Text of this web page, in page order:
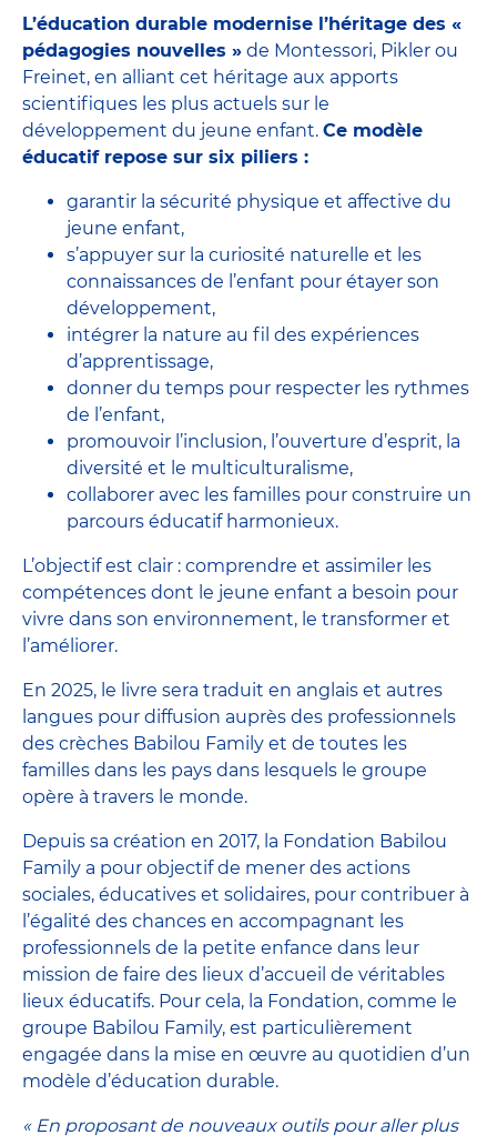
L’éducation durable modernise l’héritage des «
pédagogies nouvelles » de Montessori, Pikler ou
Freinet, en alliant cet héritage aux apports
scientifiques les plus actuels sur le
développement du jeune enfant. Ce modèle
éducatif repose sur six piliers :
garantir la sécurité physique et affective du
jeune enfant,
s’appuyer sur la curiosité naturelle et les
connaissances de l’enfant pour étayer son
développement,
intégrer la nature au fil des expériences
d’apprentissage,
donner du temps pour respecter les rythmes
de l’enfant,
promouvoir l’inclusion, l’ouverture d’esprit, la
diversité et le multiculturalisme,
collaborer avec les familles pour construire un
parcours éducatif harmonieux.
L’objectif est clair : comprendre et assimiler les
compétences dont le jeune enfant a besoin pour
vivre dans son environnement, le transformer et
l’améliorer.
En 2025, le livre sera traduit en anglais et autres
langues pour diffusion auprès des professionnels
des crèches Babilou Family et de toutes les
familles dans les pays dans lesquels le groupe
opère à travers le monde.
Depuis sa création en 2017, la Fondation Babilou
Family a pour objectif de mener des actions
sociales, éducatives et solidaires, pour contribuer à
l’égalité des chances en accompagnant les
professionnels de la petite enfance dans leur
mission de faire des lieux d’accueil de véritables
lieux éducatifs. Pour cela, la Fondation, comme le
groupe Babilou Family, est particulièrement
engagée dans la mise en œuvre au quotidien d’un
modèle d’éducation durable.
« En proposant de nouveaux outils pour aller plus